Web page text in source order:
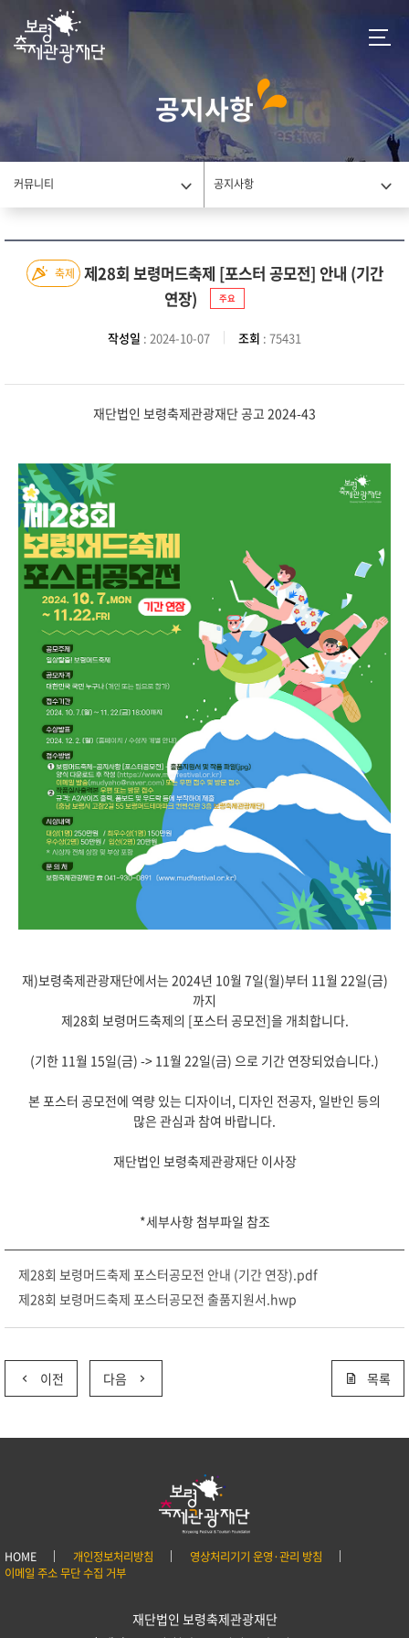
공지사항
커뮤니티 공지사항
축제 제28회 보령머드축제 [포스터 공모전] 안내 (기간
연장)
주요
작성일 : 2024-10-07 조회 : 75431
재단법인 보령축제관광재단 공고 2024-43
재)보령축제관광재단에서는 2024년 10월 7일(월)부터 11월 22일(금)
까지
제28회 보령머드축제의 [포스터 공모전]을 개최합니다.
(기한 11월 15일(금) -> 11월 22일(금) 으로 기간 연장되었습니다.)
본 포스터 공모전에 역량 있는 디자이너, 디자인 전공자, 일반인 등의
많은 관심과 참여 바랍니다.
재단법인 보령축제관광재단 이사장
*세부사항 첨부파일 참조
제28회 보령머드축제 포스터공모전 안내 (기간 연장).pdf
제28회 보령머드축제 포스터공모전 출품지원서.hwp
이전 다음 목록
HOME 개인정보처리방침
영상처리기기 운영·관리 방침
이메일 주소 무단 수집 거부
재단법인 보령축제관광재단